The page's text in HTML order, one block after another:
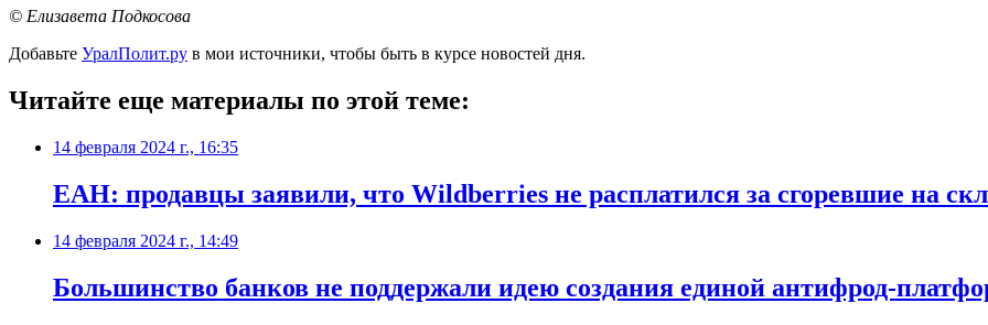
© Елизавета Подкосова
Добавьте УралПолит.ру в мои источники, чтобы быть в курсе новостей дня.
Читайте еще материалы по этой теме:
14 февраля 2024 г., 16:35
ЕАН: продавцы заявили, что Wildberries не расплатился за сгоревшие на
14 февраля 2024 г., 14:49
Большинство банков не поддержали идею создания единой антифрод-